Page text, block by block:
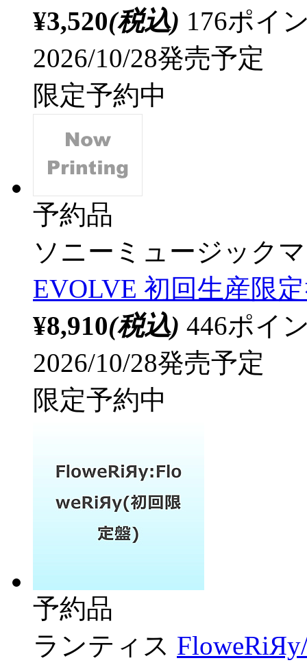
¥3,520(税込) 176ポイ
2026/10/28発売予定
限定予約中
予約品
ソニーミュージック
EVOLVE 初回生産限
¥8,910(税込) 446ポイ
2026/10/28発売予定
限定予約中
予約品
ランティス